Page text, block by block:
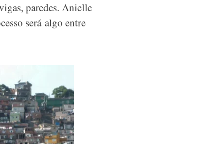
paredes. Anielle
será algo entre